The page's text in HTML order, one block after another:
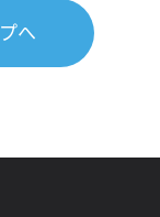
へ